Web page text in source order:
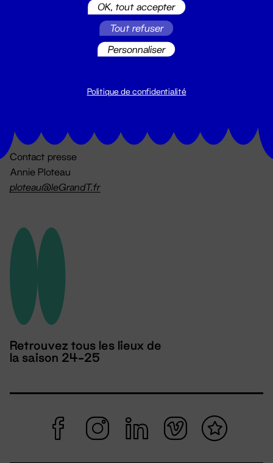
billetterie@leGrandT.fr
Du lundi au vendredi 14h → 18h
Contact presse
Annie Ploteau
ploteau@leGrandT.fr
Retrouvez tous les lieux de
la saison 24-25
OK, tout accepter
Tout refuser
Personnaliser
Politique de confidentialité